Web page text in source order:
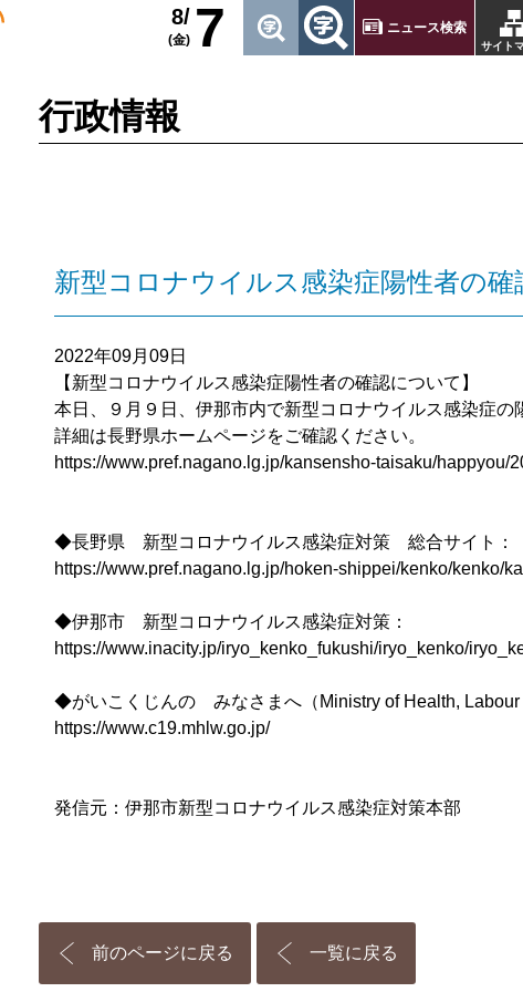
サイト
ニュース検索
7
8/
(金)
行政情報
新型コロナウイルス感染症陽性者の確
2022年09月09日
【新型コロナウイルス感染症陽性者の確認について】
本日、９月９日、伊那市内で新型コロナウイルス感染症の
詳細は長野県ホームページをご確認ください。
https://www.pref.nagano.lg.jp/kansensho-taisaku/happyou/
◆長野県 新型コロナウイルス感染症対策 総合サイト：
https://www.pref.nagano.lg.jp/hoken-shippei/kenko/kenko/
◆伊那市 新型コロナウイルス感染症対策：
https://www.inacity.jp/iryo_kenko_fukushi/iryo_kenko/
◆がいこくじんの みなさまへ（Ministry of Health, Labour
https://www.c19.mhlw.go.jp/
発信元：伊那市新型コロナウイルス感染症対策本部
前のページに戻る 一覧に戻る